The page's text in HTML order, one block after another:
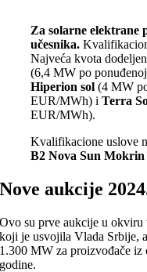
Za solarne elektrane
učesnika.
Najveća kvota
(6,4 MW po
Hiperion sol (4 MW
EUR/MWh) iTerra
EUR/MWh).
Kvalifikacione uslove
B2 Nova Sun Mokrin
Nove aukcije
Ovo su prve aukcije u okviru
koji je usvojila Vlada Srbije,
1.300 MW za proizvođače
godine.